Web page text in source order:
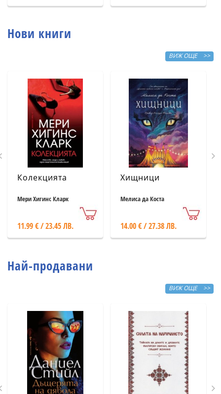
Нови книги
ВИЖ ОЩЕ >>
Колекцията
Мери Хигинс Кларк
11.99 € / 23.45 ЛВ.
Хищници
Мелиса да Коста
14.00 € / 27.38 ЛВ.
Най-продавани
ВИЖ ОЩЕ >>